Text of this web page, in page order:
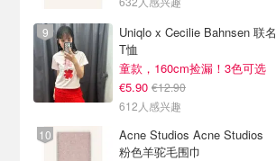
Uniqlo x Cecilie Bahnsen 联名
T恤
童款，160cm捡漏！3色可选
€5.90 €12.90
612人感兴趣
Acne Studios Acne Studios
粉色羊驼毛围巾